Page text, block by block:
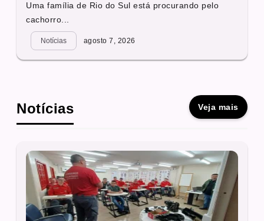
Uma família de Rio do Sul está procurando pelo
cachorro...
Notícias agosto 7, 2026
Notícias Veja mais